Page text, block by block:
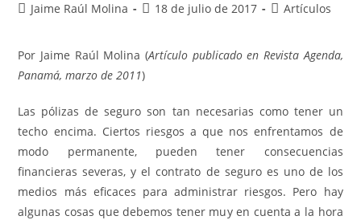
Jaime Raúl Molina 18 de julio de 2017 Artículos
Por Jaime Raúl Molina (Artículo publicado en Revista Agenda,
Panamá, marzo de 2011)
Las pólizas de seguro son tan necesarias como tener un
techo encima. Ciertos riesgos a que nos enfrentamos de
modo permanente, pueden tener consecuencias
financieras severas, y el contrato de seguro es uno de los
medios más eficaces para administrar riesgos. Pero hay
algunas cosas que debemos tener muy en cuenta a la hora